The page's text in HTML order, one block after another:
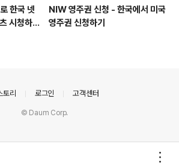
한국 넷
시청하는
NIW 영주권 신청 - 한국에서 미국
영주권 신청하기
토리 로그인 고객센터
© Daum Corp.